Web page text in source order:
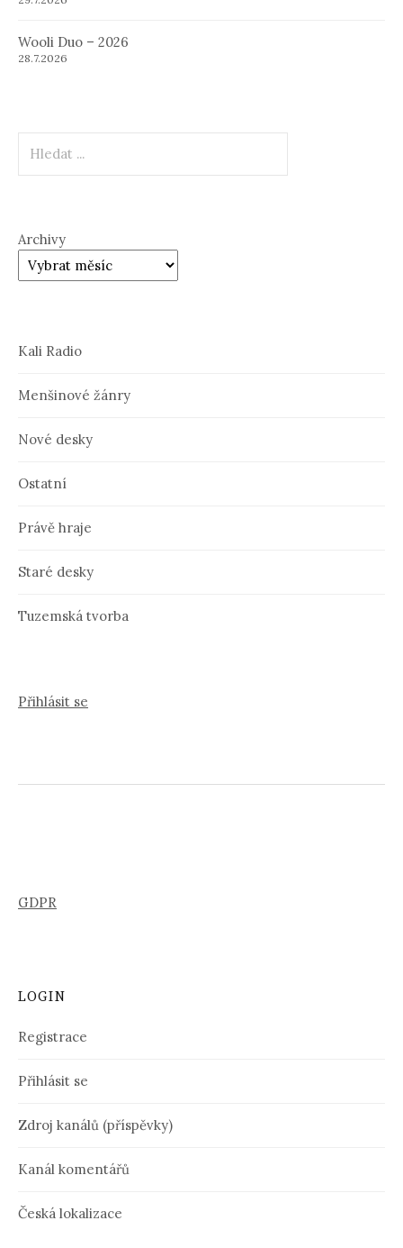
Wooli Duo – 2026
28.7.2026
Archivy
Kali Radio
Menšinové žánry
Nové desky
Ostatní
Právě hraje
Staré desky
Tuzemská tvorba
Přihlásit se
GDPR
LOGIN
Registrace
Přihlásit se
Zdroj kanálů (příspěvky)
Kanál komentářů
Česká lokalizace